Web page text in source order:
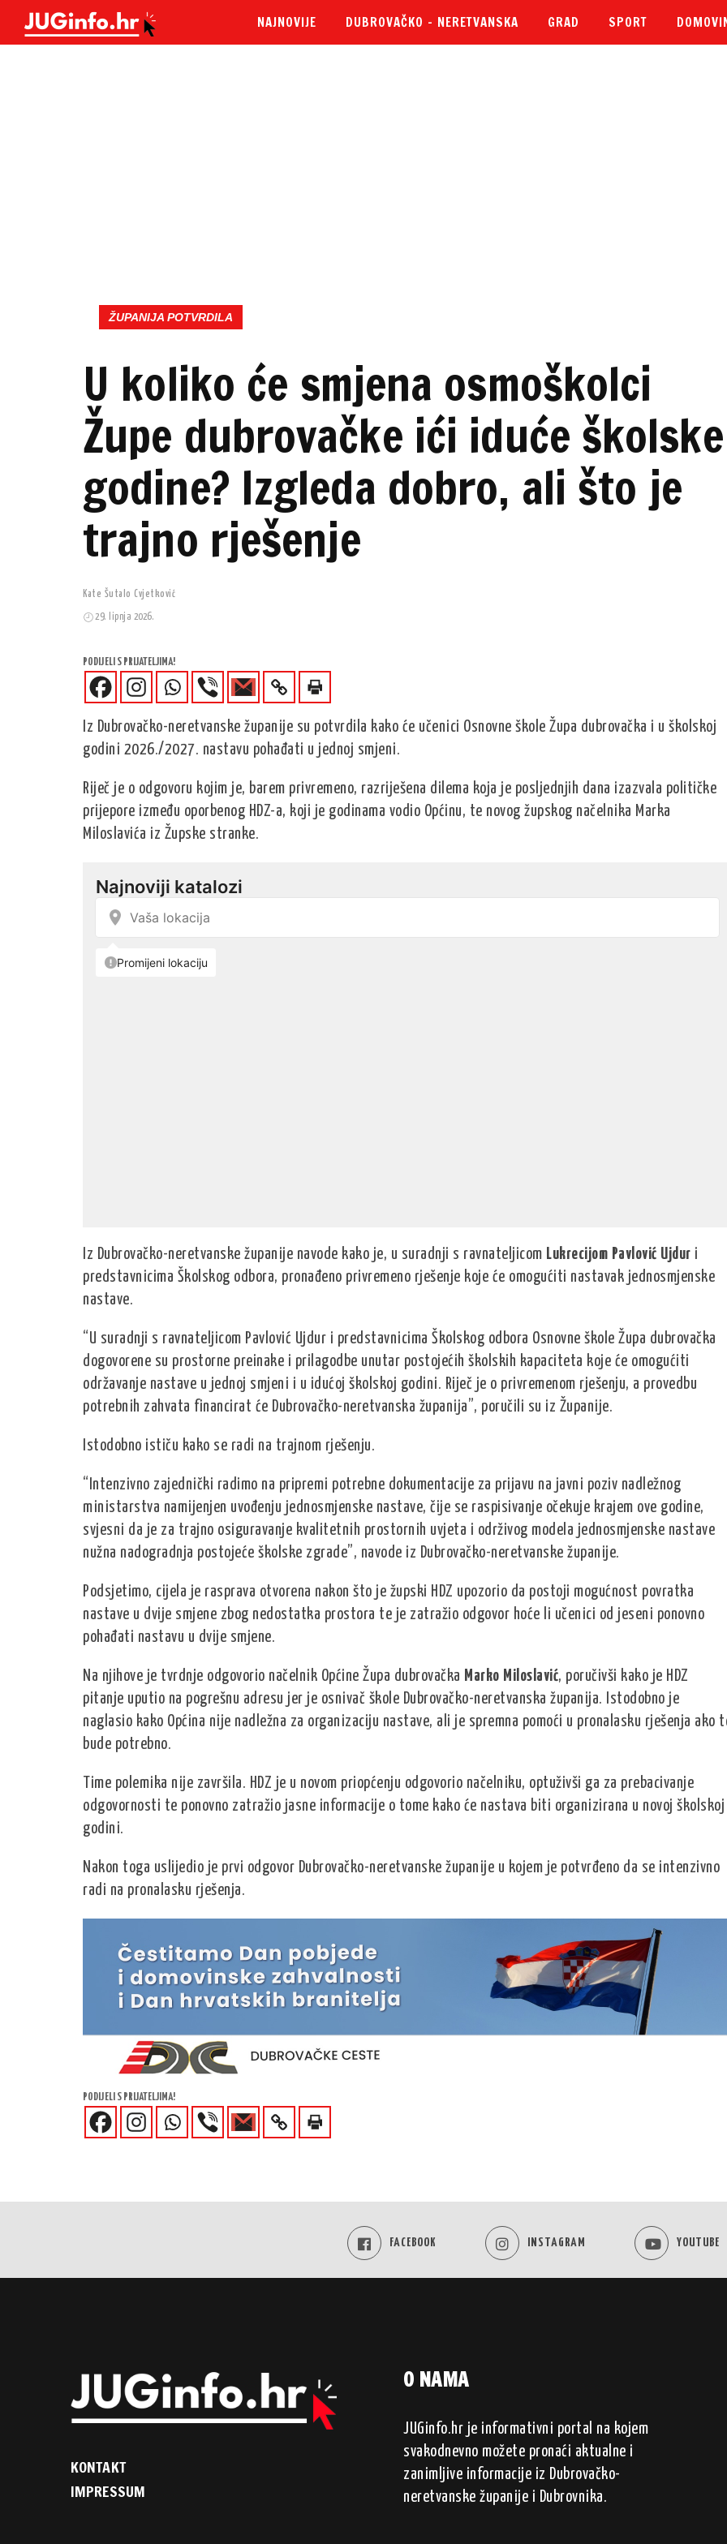
NAJNOVIJE DUBROVAČKO – NERETVANSKA GRAD SPORT
ŽUPANIJA POTVRDILA
U koliko će smjena osmoškolci
Župe dubrovačke ići iduće školske
godine? Izgleda dobro, ali što je
trajno rješenje
Kate Šutalo Cvjetković
29. lipnja 2026.
PODIJELI S PRIJATELJIMA!
Iz Dubrovačko-neretvanske županije su potvrdila kako će učenici Osnovne škole Župa dubrovačka i u školskoj
godini 2026./2027. nastavu pohađati u jednoj smjeni.
Riječ je o odgovoru kojim je, barem privremeno, razriješena dilema koja je posljednjih dana izazvala političke
prijepore između oporbenog HDZ-a, koji je godinama vodio Općinu, te novog župskog načelnika Marka
Miloslavića iz Župske stranke.
Iz Dubrovačko-neretvanske županije navode kako je, u suradnji s ravnateljicom Lukrecijom Pavlović Ujdur i
predstavnicima Školskog odbora, pronađeno privremeno rješenje koje će omogućiti nastavak jednosmjenske
nastave.
“U suradnji s ravnateljicom Pavlović Ujdur i predstavnicima Školskog odbora Osnovne škole Župa dubrovačka
dogovorene su prostorne preinake i prilagodbe unutar postojećih školskih kapaciteta koje će omogućiti
održavanje nastave u jednoj smjeni i u idućoj školskoj godini. Riječ je o privremenom rješenju, a provedbu
potrebnih zahvata financirat će Dubrovačko-neretvanska županija”, poručili su iz Županije.
Istodobno ističu kako se radi na trajnom rješenju.
“Intenzivno zajednički radimo na pripremi potrebne dokumentacije za prijavu na javni poziv nadležnog
ministarstva namijenjen uvođenju jednosmjenske nastave, čije se raspisivanje očekuje krajem ove godine,
svjesni da je za trajno osiguravanje kvalitetnih prostornih uvjeta i održivog modela jednosmjenske nastave
nužna nadogradnja postojeće školske zgrade”, navode iz Dubrovačko-neretvanske županije.
Podsjetimo, cijela je rasprava otvorena nakon što je župski HDZ upozorio da postoji mogućnost povratka
nastave u dvije smjene zbog nedostatka prostora te je zatražio odgovor hoće li učenici od jeseni ponovno
pohađati nastavu u dvije smjene.
Na njihove je tvrdnje odgovorio načelnik Općine Župa dubrovačka Marko Miloslavić, poručivši kako je HDZ
pitanje uputio na pogrešnu adresu jer je osnivač škole Dubrovačko-neretvanska županija. Istodobno je
naglasio kako Općina nije nadležna za organizaciju nastave, ali je spremna pomoći u pronalasku rješenja ako
bude potrebno.
Time polemika nije završila. HDZ je u novom priopćenju odgovorio načelniku, optuživši ga za prebacivanje
odgovornosti te ponovno zatražio jasne informacije o tome kako će nastava biti organizirana u novoj školskoj
godini.
Nakon toga uslijedio je prvi odgovor Dubrovačko-neretvanske županije u kojem je potvrđeno da se intenzivno
radi na pronalasku rješenja.
PODIJELI S PRIJATELJIMA!
FACEBOOK INSTAGRAM YOUTUBE
KONTAKT
IMPRESSUM
O NAMA
JUGinfo.hr je informativni portal na kojem
svakodnevno možete pronaći aktualne i
zanimljive informacije iz Dubrovačko-
neretvanske županije i Dubrovnika.